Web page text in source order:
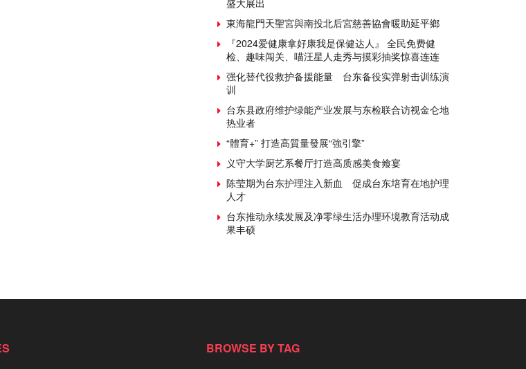
盛大展出
東海龍門天聖宮與南投北后宮慈善協會暖助延平鄉
『2024爱健康拿好康我是保健达人』 全民免费健
检、趣味闯关、喵汪星人走秀与摸彩抽奖惊喜连连
强化替代役救护备援能量 台东备役实弹射击训练演
训
台东县政府维护绿能产业发展与东检联合访视金仑地
热业者
“體育+” 打造高質量發展“強引擎”
义守大学厨艺系餐厅打造高质感美食飨宴
陈莹期为台东护理注入新血 促成台东培育在地护理
人才
台东推动永续发展及净零绿生活办理环境教育活动成
果丰硕
BROWSE BY TAG